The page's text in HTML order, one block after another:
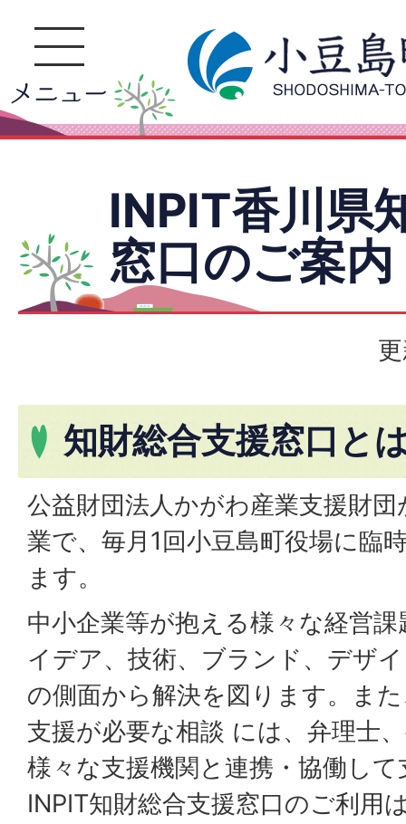
INPIT香川県
窓口のご案内
知財総合支援窓口と
公益財団法人かがわ産業支援財
業で、毎月1回小豆島町役場に臨
ます。
中小企業等が抱える様々な経営
イデア、技術、ブランド、デザ
の側面から解決を図ります。ま
支援が必要な相談 には、弁理士
様々な支援機関と連携・協働し
INPIT知財総合支援窓口のご利用